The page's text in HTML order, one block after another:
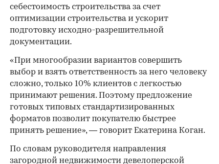
себестоимость строительства за счет
оптимизации строительства и ускорит
подготовку исходно-разрешительной
документации.
«При многообразии вариантов совершить
выбор и взять ответственность за него человеку
сложно, только 10% клиентов с легкостью
принимают решения. Поэтому предложение
готовых типовых стандартизированных
форматов позволит покупателю быстрее
принять решение», — говорит Екатерина Коган.
По словам руководителя направления
загородной недвижимости девелоперской